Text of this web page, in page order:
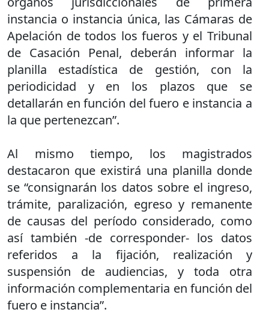
instancia o instancia única, las Cámaras de
Apelación de todos los fueros y el Tribunal
de Casación Penal, deberán informar la
planilla estadística de gestión, con la
periodicidad y en los plazos que se
detallarán en función del fuero e instancia a
la que pertenezcan”.
Al mismo tiempo, los magistrados
destacaron que existirá una planilla donde
se “consignarán los datos sobre el ingreso,
trámite, paralización, egreso y remanente
de causas del período considerado, como
así también -de corresponder- los datos
referidos a la fijación, realización y
suspensión de audiencias, y toda otra
información complementaria en función del
fuero e instancia”.